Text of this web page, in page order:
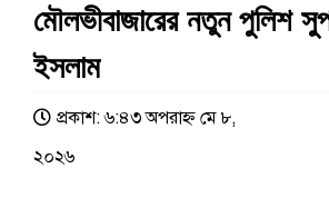
মৌলভীবাজারের নতুন পুলিশ
ইসলাম
প্রকাশ: ৬:৪৩ অপরাহ্ণ মে ৮,
২০২৬